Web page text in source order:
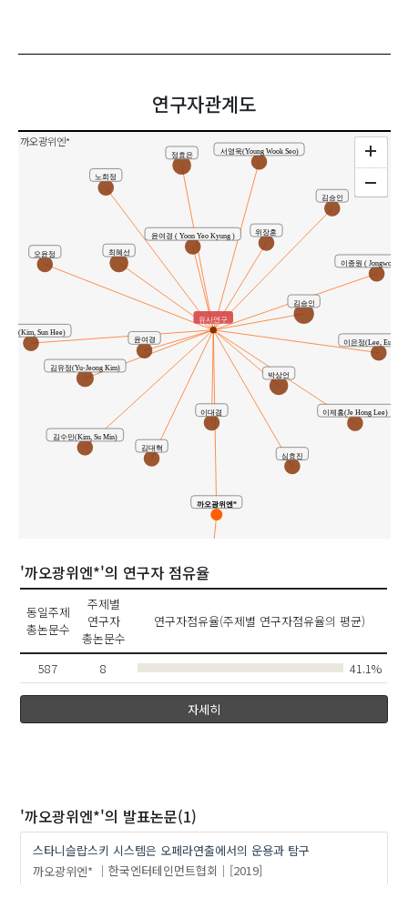
연구자관계도
까오광위엔*
김대혁
선희(Kim, Sun Hee)
김수민(Kim, Su Min)
김승인
김승인
김유정(Yu-Jeong Kim)
노희정
박상언
서영욱(Young Wook Seo)
심효진
오윤정
위장훈
윤여경
윤여경 ( Yoon Yeo Kyung )
이대겸
이은정(Lee, Eun
이제홍(Je Hong Lee)
이종원 ( Jongwon
정효은
최혜선
까오광위엔*
유사연구
'까오광위엔*'의 연구자 점유율
동일주제
총논문수
주제별
연구자
총논문수
연구자점유율(주제별 연구자점유율의 평균)
587 8 41.1%
자세히
'까오광위엔*'의 발표논문(1)
스타니슬랍스키 시스템은 오페라연출에서의 운용과 탐구
까오광위엔*
한국엔터테인먼트협회 [2019]